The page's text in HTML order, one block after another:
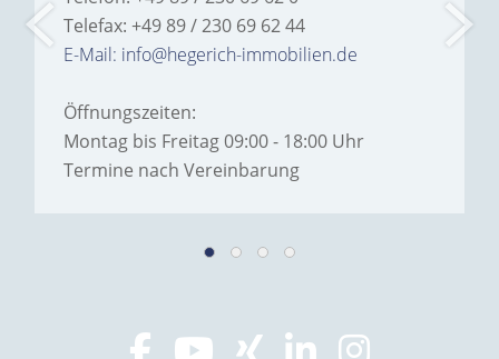
Telefax: +49 89 / 230 69 62 44
E-Mail: info@hegerich-immobilien.de
Öffnungszeiten:
Montag bis Freitag 09:00 - 18:00 Uhr
Termine nach Vereinbarung